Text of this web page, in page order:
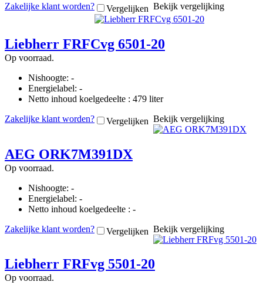
Zakelijke klant worden?
Vergelijken Bekijk vergelijking
Liebherr FRFCvg 6501-20
Op voorraad.
Nishoogte: -
Energielabel: -
Netto inhoud koelgedeelte : 479 liter
Zakelijke klant worden?
Vergelijken Bekijk vergelijking
AEG ORK7M391DX
Op voorraad.
Nishoogte: -
Energielabel: -
Netto inhoud koelgedeelte : -
Zakelijke klant worden?
Vergelijken Bekijk vergelijking
Liebherr FRFvg 5501-20
Op voorraad.